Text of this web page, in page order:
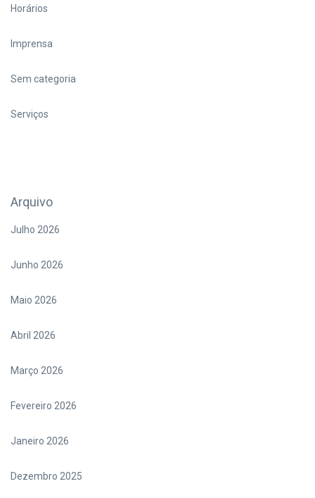
Horários
Imprensa
Sem categoria
Serviços
Arquivo
Julho 2026
Junho 2026
Maio 2026
Abril 2026
Março 2026
Fevereiro 2026
Janeiro 2026
Dezembro 2025